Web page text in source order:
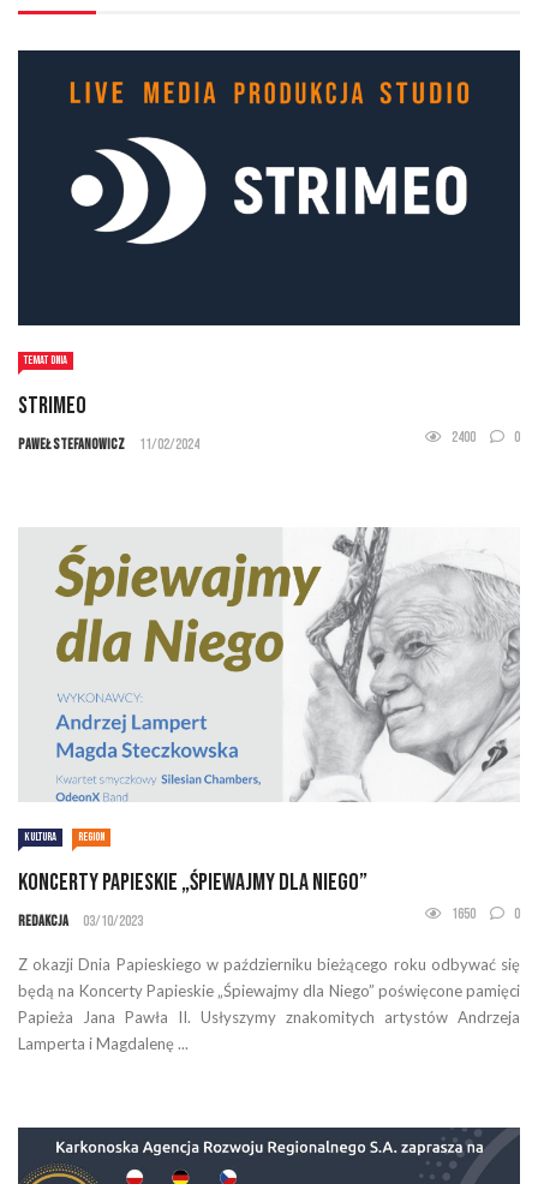
TEMAT DNIA
STRIMEO
Paweł Stefanowicz 11/02/2024 2400 0
KULTURA REGION
Koncerty Papieskie „Śpiewajmy dla Niego”
Redakcja 03/10/2023 1650 0
Z okazji Dnia Papieskiego w październiku bieżącego roku odbywać się
będą na Koncerty Papieskie „Śpiewajmy dla Niego” poświęcone pamięci
Papieża Jana Pawła II. Usłyszymy znakomitych artystów Andrzeja
Lamperta i Magdalenę ...